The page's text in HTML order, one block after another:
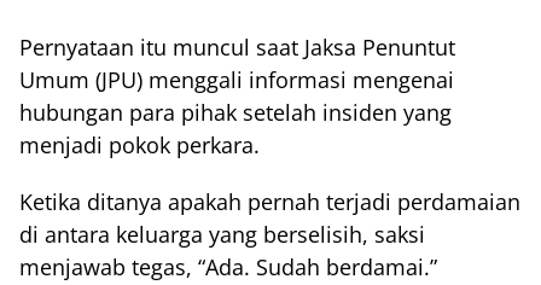
Pernyataan itu muncul saat Jaksa Penuntut
Umum (JPU) menggali informasi mengenai
hubungan para pihak setelah insiden yang
menjadi pokok perkara.
Ketika ditanya apakah pernah terjadi perdamaian
di antara keluarga yang berselisih, saksi
menjawab tegas, “Ada. Sudah berdamai.”